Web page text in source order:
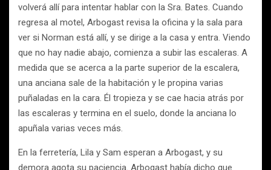
volverá allí para intentar hablar con la Sra. Bates. Cuando
regresa al motel, Arbogast revisa la oficina y la sala para
ver si Norman está allí, y se dirige a la casa y entra. Viendo
que no hay nadie abajo, comienza a subir las escaleras. A
medida que se acerca a la parte superior de la escalera,
una anciana sale de la habitación y le propina varias
puñaladas en la cara. Él tropieza y se cae hacia atrás por
las escaleras y termina en el suelo, donde la anciana lo
apuñala varias veces más.
En la ferretería, Lila y Sam esperan a Arbogast, y su
demora agota su paciencia. Arbogast había dicho que